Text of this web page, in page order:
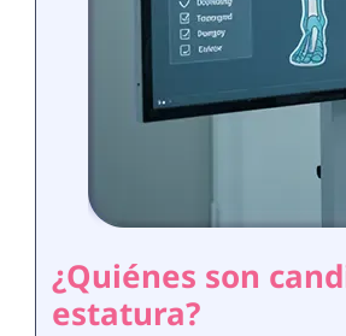
¿Quiénes son
estatura?